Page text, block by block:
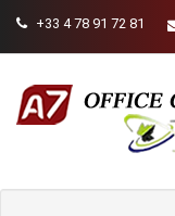
+33 4 78 91 72 81